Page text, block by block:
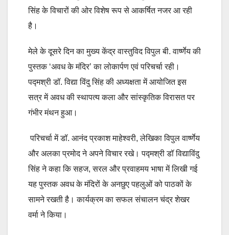
सिंह के विचारों की ओर विशेष रूप से आकर्षित नजर आ रही
है।
मेले के दूसरे दिन का मुख्य केंद्र वास्तुविद विपुल बी. वार्ष्णेय की
पुस्तक ‘अवध के मंदिर’ का लोकार्पण एवं परिचर्चा रही।
पद्मश्री डॉ. विद्या विंदु सिंह की अध्यक्षता में आयोजित इस
सत्र में अवध की स्थापत्य कला और सांस्कृतिक विरासत पर
गंभीर मंथन हुआ।
परिचर्चा में डॉ. आनंद प्रकाश माहेश्वरी, लेखिका विपुल वार्ष्णेय
और अलका प्रमोद ने अपने विचार रखे। पद्मश्री डॉ विद्याविंदु
सिंह ने कहा कि सहज, सरल और प्रवाहमय भाषा में लिखी गई
यह पुस्तक अवध के मंदिरों के अनछुए पहलुओं को पाठकों के
सामने रखती है। कार्यक्रम का सफल संचालन चंद्र शेखर
वर्मा ने किया।